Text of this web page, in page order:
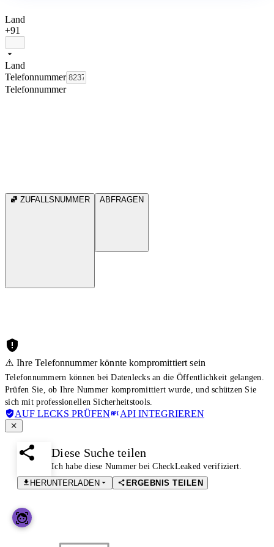
Land
+91
Land
Telefonnummer
Telefonnummer
ZUFALLSNUMMER ABFRAGEN
⚠️ Ihre Telefonnummer könnte kompromittiert sein
Telefonnummern können bei Datenlecks an die Öffentlichkeit gelangen.
Prüfen Sie, ob Ihre Nummer kompromittiert wurde, und schützen Sie
sich mit professionellen Sicherheitstools.
AUF LECKS PRÜFEN API INTEGRIEREN
Diese Suche teilen
Ich habe diese Nummer bei CheckLeaked verifiziert.
HERUNTERLADEN
ERGEBNIS TEILEN